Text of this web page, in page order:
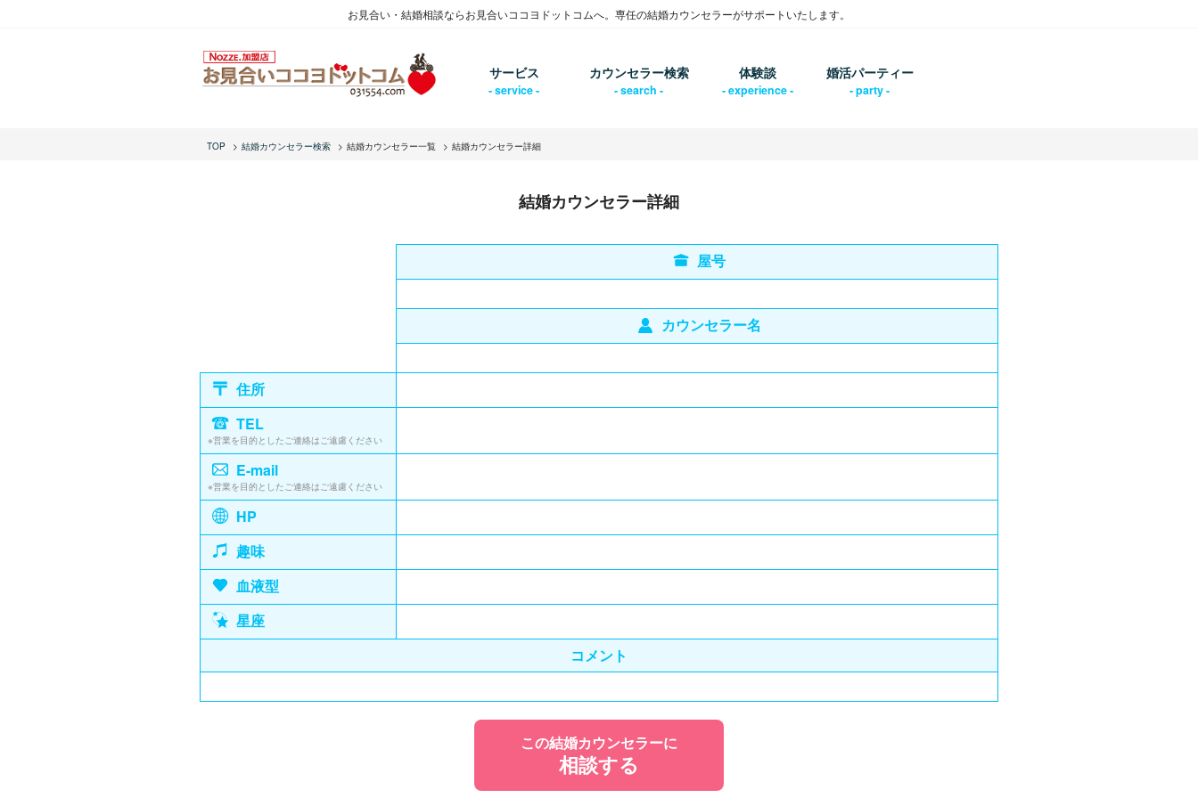
お見合い・結婚相談ならお見合いココヨドットコムへ。専任の結婚カウンセラーがサポートいたします。
サービス カウンセラー検索 体験談 婚活パーティー
TOP 結婚カウンセラー検索 結婚カウンセラー一覧 結婚カウンセラー詳細
結婚カウンセラー詳細
屋号
カウンセラー名
住所
TEL
※営業を目的としたご連絡はご遠慮ください
E-mail
※営業を目的としたご連絡はご遠慮ください
HP
趣味
血液型
星座
コメント
この結婚カウンセラーに
相談する